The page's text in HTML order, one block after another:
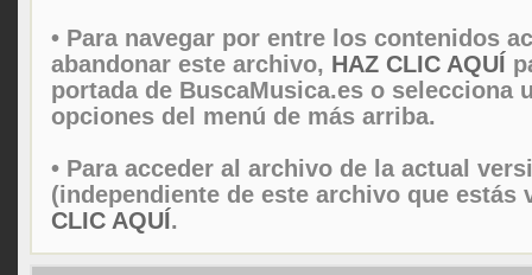
• Para navegar por entre los contenidos
abandonar este archivo, HAZ CLIC AQUÍ
portada de BuscaMusica.es o selecciona
opciones del menú de más arriba.
• Para acceder al archivo de la actual
(independiente de este archivo que
CLIC AQUÍ.